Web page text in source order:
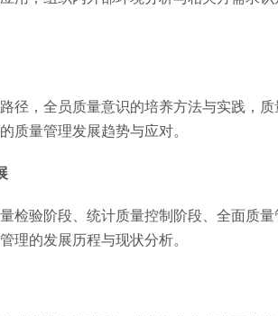
径，全员质量意识的培养方法与实践，
质量管理发展趋势与应对。
检验阶段、统计质量控制阶段、全面质
理的发展历程与现状分析。